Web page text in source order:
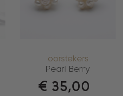
oorstekers
Pearl Berry
€ 35,00